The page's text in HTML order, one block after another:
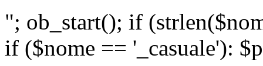
"; ob_start(); if
if ($nome == '_casuale'):